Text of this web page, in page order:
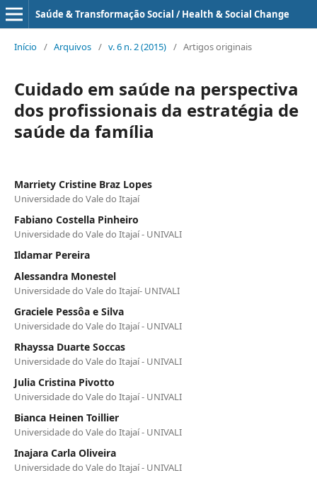
Saúde & Transformação Social / Health & Social Change
Início / Arquivos / v. 6 n. 2 (2015) / Artigos originais
Cuidado em saúde na perspectiva
dos profissionais da estratégia de
saúde da família
Marriety Cristine Braz Lopes
Universidade do Vale do Itajaí
Fabiano Costella Pinheiro
Universidade do Vale do Itajaí - UNIVALI
Ildamar Pereira
Alessandra Monestel
Universidade do Vale do Itajaí- UNIVALI
Graciele Pessôa e Silva
Universidade do Vale do Itajaí - UNIVALI
Rhayssa Duarte Soccas
Universidade do Vale do Itajaí - UNIVALI
Julia Cristina Pivotto
Universidade do Vale do Itajaí - UNIVALI
Bianca Heinen Toillier
Universidade do Vale do Itajaí - UNIVALI
Inajara Carla Oliveira
Universidade do Vale do Itajaí - UNIVALI